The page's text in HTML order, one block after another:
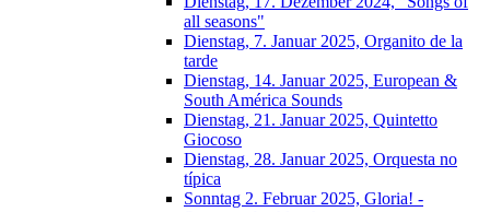
all seasons"
Dienstag, 7. Januar 2025, Organito de la
tarde
Dienstag, 14. Januar 2025, European &
South América Sounds
Dienstag, 21. Januar 2025, Quintetto
Giocoso
Dienstag, 28. Januar 2025, Orquesta no
típica
Sonntag 2. Februar 2025, Gloria! -